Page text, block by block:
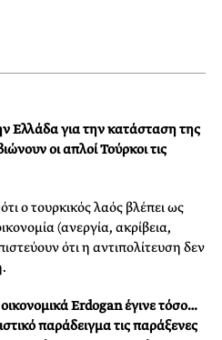
Ελλάδα για την κατάσταση της
οι απλοί Τούρκοι τις
ο τουρκικός λαός βλέπει ως
(ανεργία, ακρίβεια,
ότι η αντιπολίτευση δεν
Erdogan έγινε τόσο…
παράδειγμα τις παράξενες